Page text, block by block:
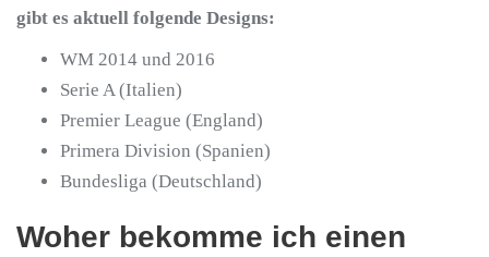
gibt es aktuell folgende Designs:
WM 2014 und 2016
Serie A (Italien)
Premier League (England)
Primera Division (Spanien)
Bundesliga (Deutschland)
Woher bekomme ich einen